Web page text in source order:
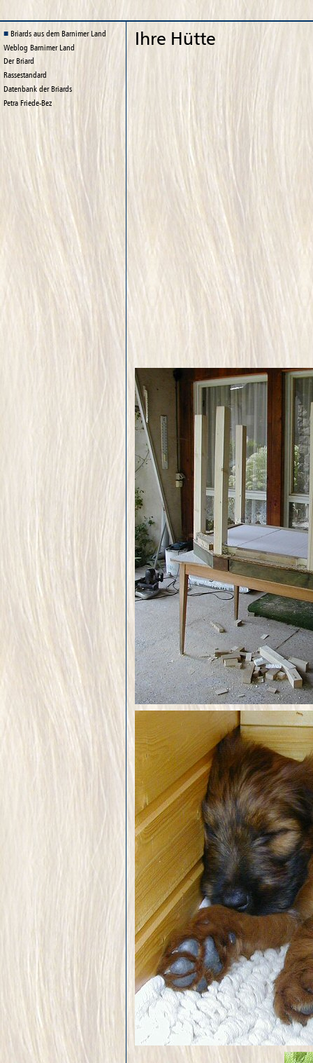
Briards aus dem Barnimer Land
Weblog Barnimer Land
Der Briard
Rassestandard
Datenbank der Briards
Petra Friede-Bez
Ihre Hütte